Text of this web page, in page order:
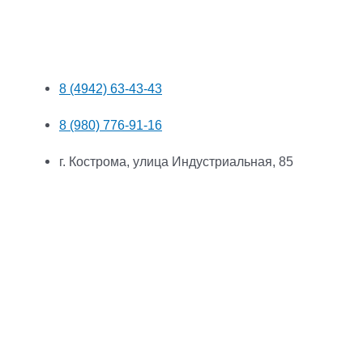
8 (4942) 63-43-43
8 (980) 776-91-16
г. Кострома, улица Индустриальная, 85